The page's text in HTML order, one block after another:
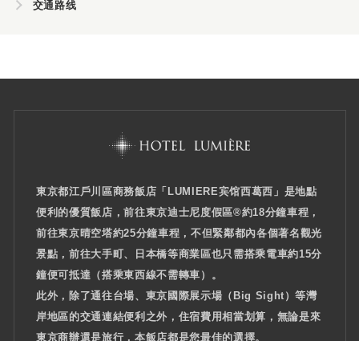
交通路线
東京都江戶川區商務飯店「LUMIERE宾馆西葛西」是地點
便利的優質飯店，前往東京迪士尼度假區®約18分鐘車程，
前往東京晴空塔約25分鐘車程，不但緊鄰都內各個著名觀光
景點，前往大手町、日本橋等商業區也只需搭乘電車約15分
鐘便可抵達（搭乘東西線不需轉車）。
此外，除了通往台場、東京國際展示場（Big Sight）等灣
岸地區的交通連結便利之外，住宿費用相當划算，無論是來
東京商辦還是旅行，本飯店都是您最佳的選擇。